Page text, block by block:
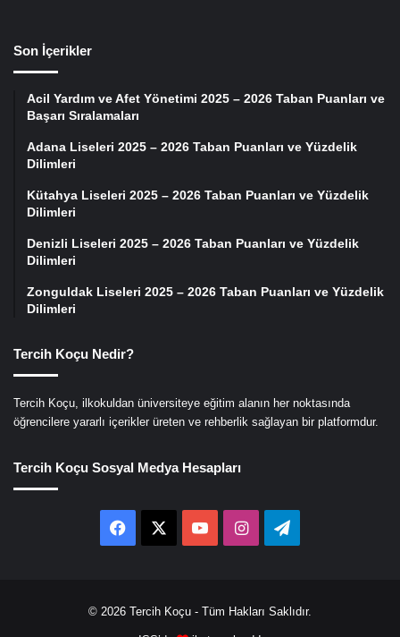
Son İçerikler
Acil Yardım ve Afet Yönetimi 2025 – 2026 Taban Puanları ve
Başarı Sıralamaları
Adana Liseleri 2025 – 2026 Taban Puanları ve Yüzdelik
Dilimleri
Kütahya Liseleri 2025 – 2026 Taban Puanları ve Yüzdelik
Dilimleri
Denizli Liseleri 2025 – 2026 Taban Puanları ve Yüzdelik
Dilimleri
Zonguldak Liseleri 2025 – 2026 Taban Puanları ve Yüzdelik
Dilimleri
Tercih Koçu Nedir?
Tercih Koçu, ilkokuldan üniversiteye eğitim alanın her noktasında
öğrencilere yararlı içerikler üreten ve rehberlik sağlayan bir platformdur.
Tercih Koçu Sosyal Medya Hesapları
Facebook YouTubeInstagramTelegram
© 2026 Tercih Koçu - Tüm Hakları Saklıdır.